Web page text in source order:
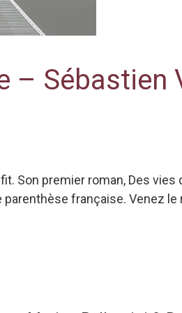
– Sébastien
Son premier roman, Des
parenthèse française. Venez